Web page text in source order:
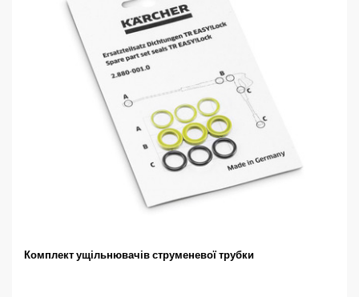
Комплект ущільнювачів струменевої трубки